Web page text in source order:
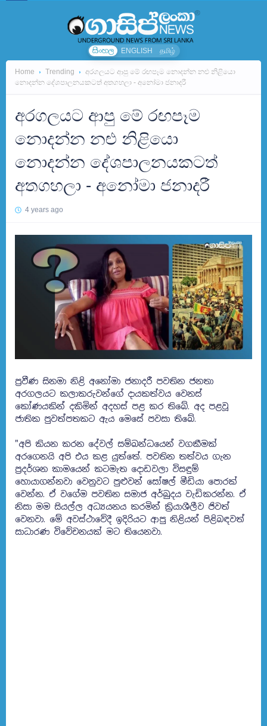
සිංහල ENGLISH தமிழ்
Home Trending
අරගලයට ආපු මේ රඟපෑම නොදන්න නළු නිළියො
නොදන්න දේශපාලනයකටත් අතගහලා - අනෝමා ජනාදරී
අරගලයට ආපු මේ රඟපෑම
නොදන්න නළු නිළියො
නොදන්න දේශපාලනයකටත්
අතගහලා - අනෝමා ජනාදරී
4 years ago
ප්‍රවීණ සිනමා නිළි අනෝමා ජනාදරී පවතින ජනතා
අරගලයට කලාකරුවන්ගේ දායකත්වය වෙනස්
කෝණයකින් දකිමින් අදහස් පළ කර තිබේ. අද පළවූ
ජාතික පුවත්පතකට ඇය මෙසේ පවසා තිබේ.
"අපි කියන කරන දේවල් සම්බන්ධයෙන් වගකීමක්
අරගෙනයි අපි එය කළ යුත්තේ. පවතින තත්වය ගැන
ප්‍රදර්ශන කාමයෙන් කටමැත දොඩවලා විසඳුම්
හොයාගන්නවා වෙනුවට පුළුවන් සෝෂල් මීඩියා පොරක්
වෙන්න. ඒ වගේම පවතින සමාජ අර්බුදය වැඩිකරන්න. ඒ
නිසා මම සියල්ල අධ්‍යයනය කරමින් ක්‍රියාශීලීව ජිවත්
වෙනවා. මේ අවස්ථාවේදී ඉදිරියට ආපු නිළියන් පිළිබඳවත්
සාධාරණ විවේචනයක් මට තියෙනවා.